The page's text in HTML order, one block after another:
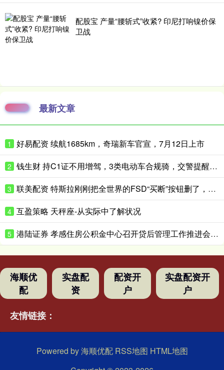
配股宝 产量“腰斩式”收紧? 印尼打响镍价保
卫战
最新文章
1 好易配资 续航1685km，奇瑞新车官宣，7月12日上市
2 钱生财 持C1证不用增驾，3类电动车合规骑，交警提醒：还有4种不能随便骑
3 联美配资 特斯拉刚刚把全世界的FSD“买断”按钮删了，唯独留下中国大陆！
4 互盈策略 天秤座-从实际中了解状况
5 港陆证券 孝感住房公积金中心召开贷后管理工作推进会 筑牢资金安全防线
海顺优
配
实盘配
资
配资开
户
实盘配资开
户
友情链接：
Powered by海顺优配 RSS地图 HTML地图